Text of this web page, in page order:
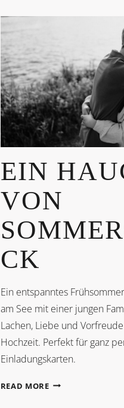
EIN
VON
CK
Ein entspanntes
am See mit einer jungen
Lachen, Liebe und
Hochzeit. Perfekt für ganz
Einladungskarten.
READ MOREEIN